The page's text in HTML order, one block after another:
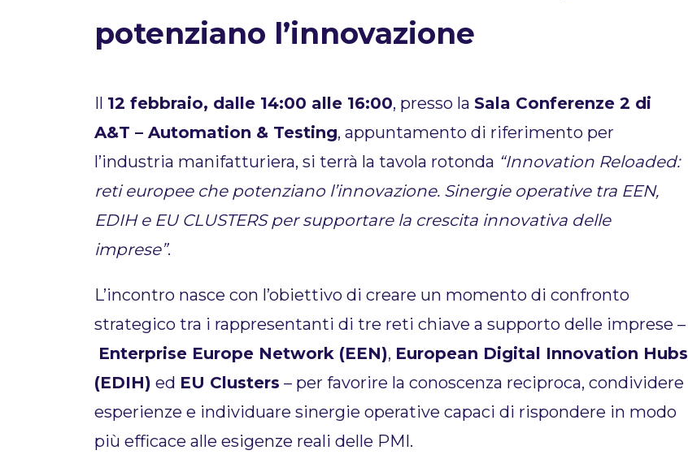
potenziano l’innovazione
Il 12 febbraio, dalle 14:00 alle 16:00, presso la Sala Conferenze 2 di
A&T – Automation & Testing, appuntamento di riferimento per
l’industria manifatturiera, si terrà la tavola rotonda “Innovation Reloaded:
reti europee che potenziano l’innovazione. Sinergie operative tra EEN,
EDIH e EU CLUSTERS per supportare la crescita innovativa delle
imprese”.
L’incontro nasce con l’obiettivo di creare un momento di confronto
strategico tra i rappresentanti di tre reti chiave a supporto delle imprese –
Enterprise Europe Network (EEN), European Digital Innovation Hubs
(EDIH) ed EU Clusters – per favorire la conoscenza reciproca, condividere
esperienze e individuare sinergie operative capaci di rispondere in modo
più efficace alle esigenze reali delle PMI.